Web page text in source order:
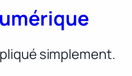
simplement.